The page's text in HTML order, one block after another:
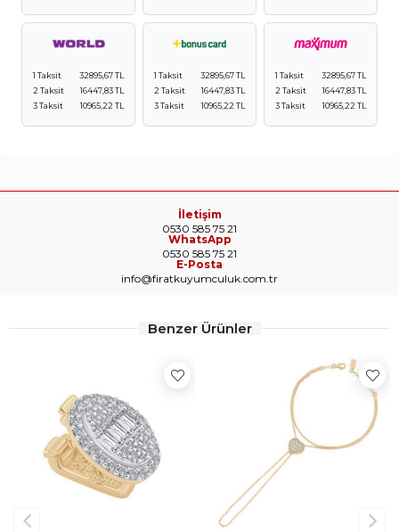
1 Taksit
32895,67 TL
2 Taksit
16447,83 TL
3 Taksit
10965,22 TL
1 Taksit
32895,67 TL
2 Taksit
16447,83 TL
3 Taksit
10965,22 TL
1 Taksit
32895,67 TL
2 Taksit
16447,83 TL
3 Taksit
10965,22 TL
İletişim
0530 585 75 21
WhatsApp
0530 585 75 21
E-Posta
info@firatkuyumculuk.com.tr
Benzer Ürünler